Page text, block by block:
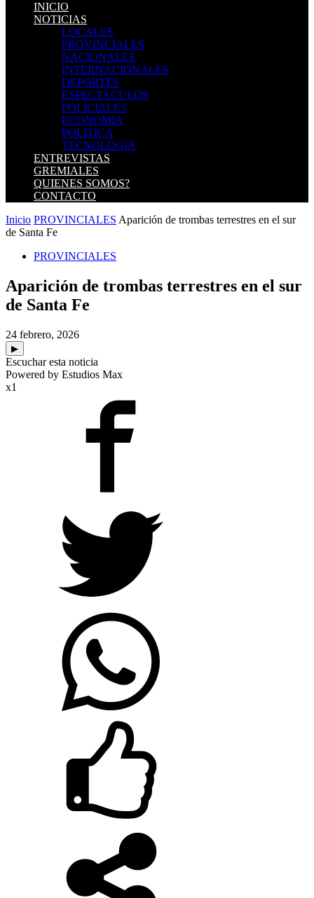
INICIO
NOTICIAS
LOCALES
PROVINCIALES
NACIONALES
INTERNACIONALES
DEPORTES
ESPECTACULOS
POLICIALES
ECONOMIA
POLITICA
TECNOLOGIA
ENTREVISTAS
GREMIALES
QUIENES SOMOS?
CONTACTO
Inicio PROVINCIALES Aparición de trombas terrestres en el sur
de Santa Fe
PROVINCIALES
Aparición de trombas terrestres en el sur
de Santa Fe
24 febrero, 2026
▶
Escuchar esta noticia
Powered by Estudios Max
x1